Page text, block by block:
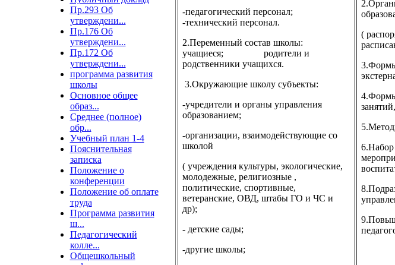
Пр.293 Об
утверждени...
Пр.176 Об
утверждени...
Пр.172 Об
утверждени...
программа развития
школы
Основное общее
образ...
Среднее (полное)
обр...
Учебный план 1-4
Пояснительная
записка
Положение о
конференции
Положение об оплате
труда
Программа развития
ш...
Педагогический
колле...
Общешкольный
-педагогический персонал;
-технический персонал.
2.Переменный состав школы:
учащиеся;
родители и
родственники учащихся.
3.Окружающие школу субъекты:
-учредители и органы управления
образованием;
-организации, взаимодействующие со
школой
( учреждения культуры, экологические,
молодежные, религиозные ,
политические, спортивные,
ветеранские, ОВД, штабы ГО и ЧС и
др);
- детские сады;
-другие школы;
(
6.Набор